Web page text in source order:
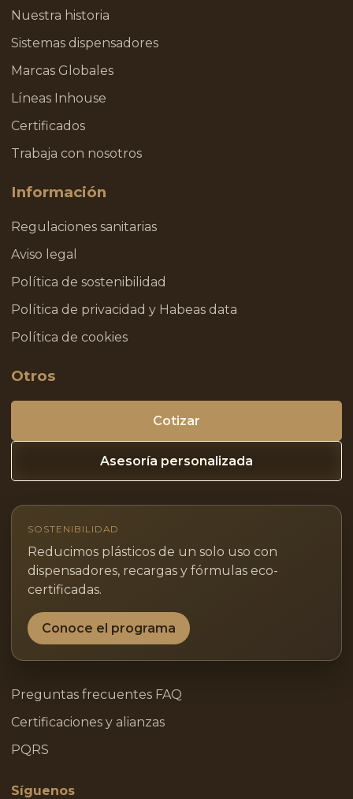
Nuestra historia
Sistemas dispensadores
Marcas Globales
Líneas Inhouse
Certificados
Trabaja con nosotros
Información
Regulaciones sanitarias
Aviso legal
Política de sostenibilidad
Política de privacidad y Habeas data
Política de cookies
Otros
Cotizar
Asesoría personalizada
SOSTENIBILIDAD
Reducimos plásticos de un solo uso con
dispensadores, recargas y fórmulas eco-
certificadas.
Conoce el programa
Preguntas frecuentes FAQ
Certificaciones y alianzas
PQRS
Síguenos